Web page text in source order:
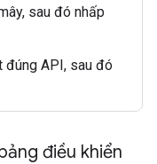
sau đó nhấp
đúng API, sau đó
điều khiển